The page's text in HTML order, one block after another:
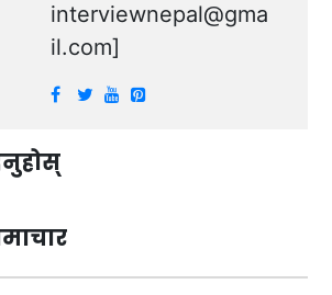
interviewnepal@gma
il.com]